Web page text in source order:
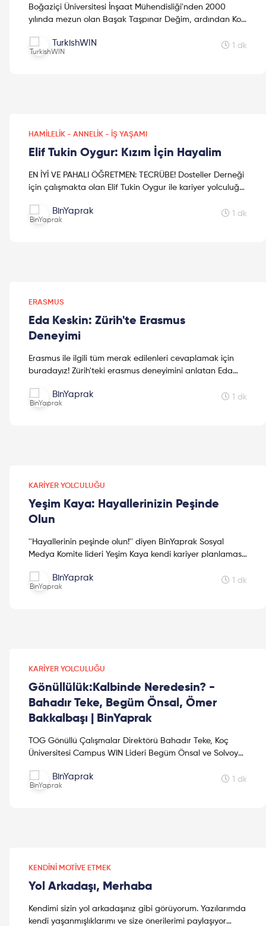
Boğaziçi Üniversitesi İnşaat Mühendisliği'nden 2000
yılında mezun olan Başak Taşpınar Değim, ardından Koç
TurkishWIN 1 dk
HAMILELIK - ANNELIK - İŞ YAŞAMI
Elif Tukin Oygur: Kızım İçin Hayalim
EN İYİ VE PAHALI ÖĞRETMEN: TECRÜBE! Dosteller Derneği
için çalışmakta olan Elif Tukin Oygur ile kariyer yolculuğu
BinYaprak 1 dk
ERASMUS
Eda Keskin: Zürih'te Erasmus
Deneyimi
Erasmus ile ilgili tüm merak edilenleri cevaplamak için
buradayız! Zürih'teki erasmus deneyimini anlatan Eda
BinYaprak 1 dk
KARIYER YOLCULUĞU
Yeşim Kaya: Hayallerinizin Peşinde
Olun
''Hayallerinin peşinde olun!'' diyen BinYaprak Sosyal
Medya Komite lideri Yeşim Kaya kendi kariyer planlaması
BinYaprak 1 dk
KARIYER YOLCULUĞU
Gönüllülük:Kalbinde Neredesin? -
Bahadır Teke, Begüm Önsal, Ömer
Bakkalbaşı | BinYaprak
TOG Gönüllü Çalışmalar Direktörü Bahadır Teke, Koç
Üniversitesi Campus WIN Lideri Begüm Önsal ve Solvoyo
BinYaprak 1 dk
KENDINI MOTIVE ETMEK
Yol Arkadaşı, Merhaba
Kendimi sizin yol arkadaşınız gibi görüyorum. Yazılarımda
kendi yaşanmışlıklarımı ve size önerilerimi paylaşıyor